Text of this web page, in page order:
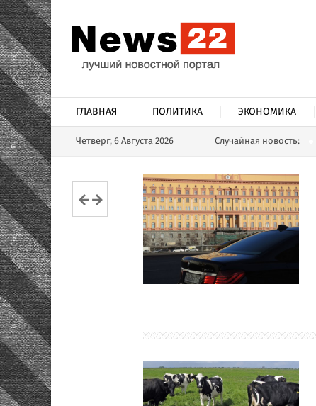
ГЛАВНАЯ ПОЛИТИКА ЭКОНОМИКА
Четверг, 6 Августа 2026 Случайная новость: